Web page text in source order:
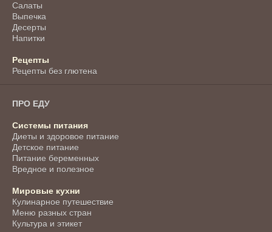
Салаты
Выпечка
Десерты
Напитки
Рецепты
Рецепты без глютена
ПРО ЕДУ
Системы питания
Диеты и здоровое питание
Детское питание
Питание беременных
Вредное и полезное
Мировые кухни
Кулинарное путешествие
Меню разных стран
Культура и этикет